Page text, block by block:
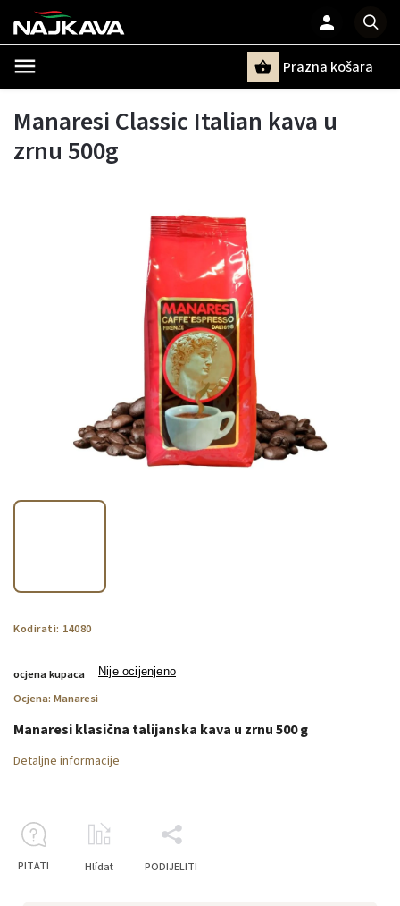
Prazna košara
Manaresi Classic Italian kava u
zrnu 500g
Kodirati: 14080
ocjena kupaca Nije ocijenjeno
Ocjena: Manaresi
Manaresi klasična talijanska kava u zrnu 500 g
Detaljne informacije
PITATI Hlídat PODIJELITI